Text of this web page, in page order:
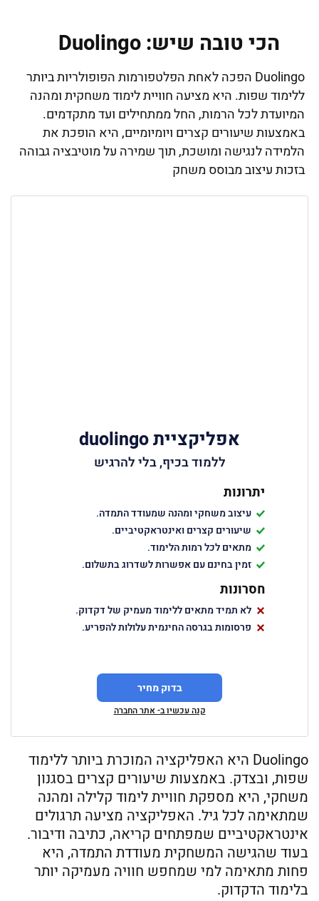
הכי טובה שיש: Duolingo
Duolingo הפכה לאחת הפלטפורמות הפופולריות ביותר
ללימוד שפות. היא מציעה חוויית לימוד משחקית ומהנה
המיועדת לכל הרמות, החל ממתחילים ועד מתקדמים.
באמצעות שיעורים קצרים ויומיומיים, היא הופכת את
הלמידה לנגישה ומושכת, תוך שמירה על מוטיבציה גבוהה
בזכות עיצוב מבוסס משחק
אפליקציית duolingo
ללמוד בכיף, בלי להרגיש
יתרונות
עיצוב משחקי ומהנה שמעודד התמדה.
שיעורים קצרים ואינטראקטיביים.
מתאים לכל רמות הלימוד.
זמין בחינם עם אפשרות לשדרוג בתשלום.
חסרונות
לא תמיד מתאים ללימוד מעמיק של דקדוק.
פרסומות בגרסה החינמית עלולות להפריע.
בדוק מחיר
קנה עכשיו ב- אתר החברה
Duolingo היא האפליקציה המוכרת ביותר ללימוד
שפות, ובצדק. באמצעות שיעורים קצרים בסגנון
משחקי, היא מספקת חוויית לימוד קלילה ומהנה
שמתאימה לכל גיל. האפליקציה מציעה תרגולים
אינטראקטיביים שמפתחים קריאה, כתיבה ודיבור.
בעוד שהגישה המשחקית מעודדת התמדה, היא
פחות מתאימה למי שמחפש חוויה מעמיקה יותר
בלימוד הדקדוק.